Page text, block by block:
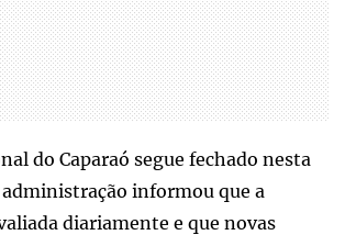
do Caparaó segue fechado nesta
informou que a
diariamente e que novas